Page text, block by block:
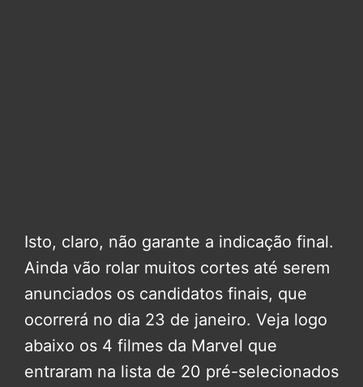
Isto, claro, não garante a indicação final.
Ainda vão rolar muitos cortes até serem
anunciados os candidatos finais, que
ocorrerá no dia 23 de janeiro. Veja logo
abaixo os 4 filmes da Marvel que
entraram na lista de 20 pré-selecionados